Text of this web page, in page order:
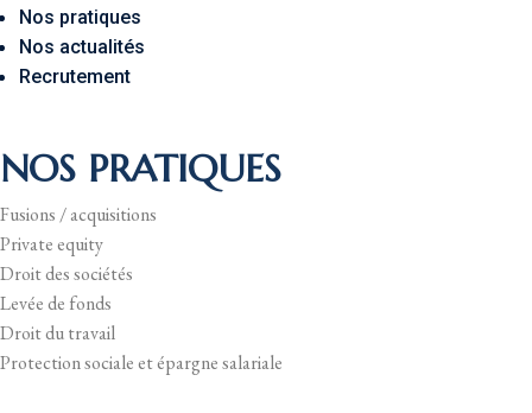
Nos pratiques
Nos actualités
Recrutement
NOS PRATIQUES
Fusions / acquisitions
Private equity
Droit des sociétés
Levée de fonds
Droit du travail
Protection sociale et épargne salariale